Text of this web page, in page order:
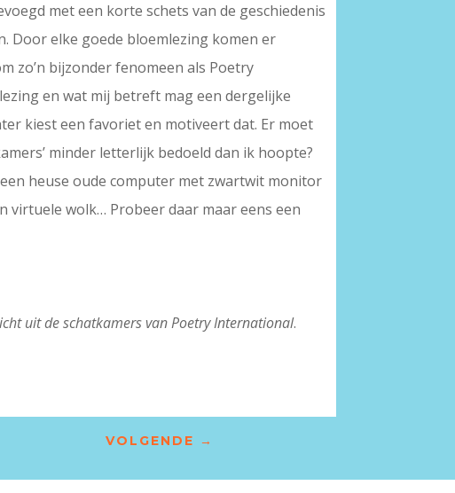
met een korte schets van de geschiedenis
Door elke goede bloemlezing komen er
zo’n bijzonder fenomeen als Poetry
en wat mij betreft mag een dergelijke
kiest een favoriet en motiveert dat. Er moet
minder letterlijk bedoeld dan ik hoopte?
heuse oude computer met zwartwit monitor
virtuele wolk… Probeer daar maar eens een
uit de schatkamers van Poetry International.
VOLGENDE →